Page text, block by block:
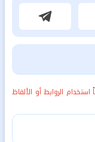
الروابط أو الألفاظ